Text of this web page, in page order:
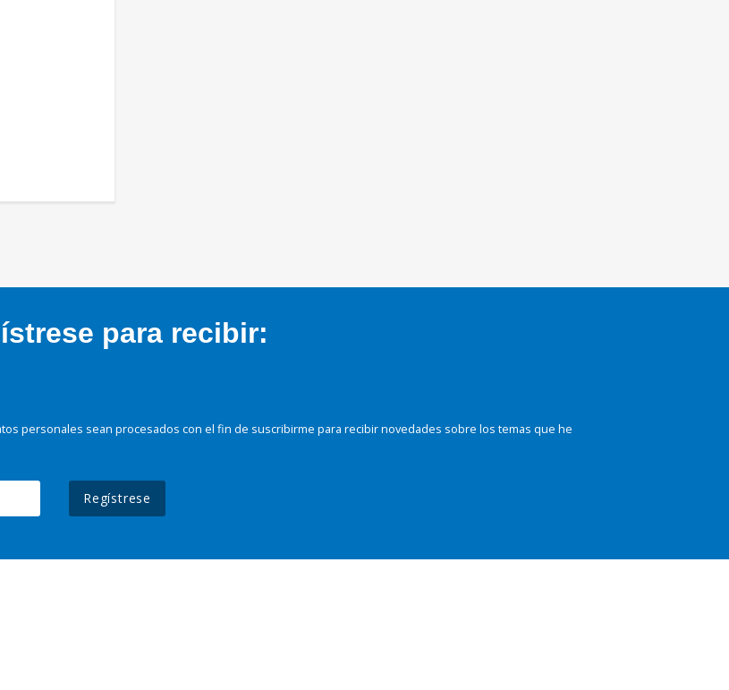
para recibir:
personales sean procesados con el fin de suscribirme para recibir novedades sobre los temas que he
Regístrese